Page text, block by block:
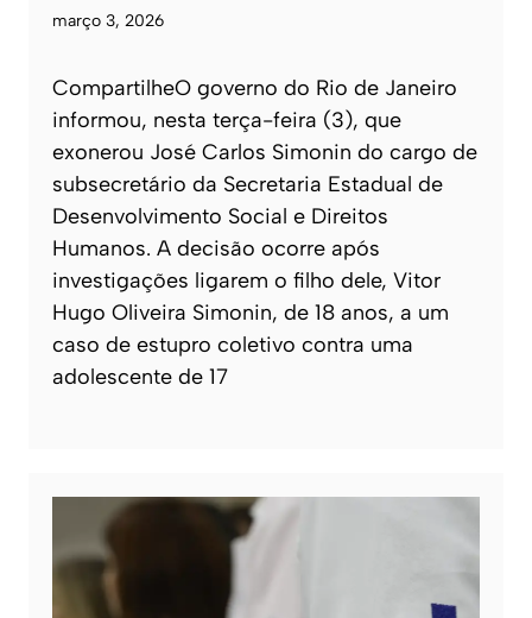
março 3, 2026
CompartilheO governo do Rio de Janeiro
informou, nesta terça-feira (3), que
exonerou José Carlos Simonin do cargo de
subsecretário da Secretaria Estadual de
Desenvolvimento Social e Direitos
Humanos. A decisão ocorre após
investigações ligarem o filho dele, Vitor
Hugo Oliveira Simonin, de 18 anos, a um
caso de estupro coletivo contra uma
adolescente de 17